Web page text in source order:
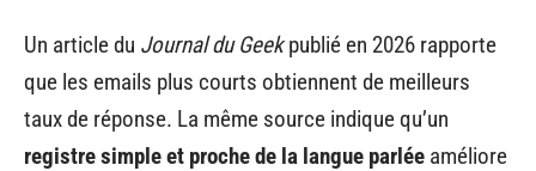
Un article du Journal du Geekpublié en 2026 rapporte
que les emails plus courts obtiennent de meilleurs
taux de réponse. La même source indique qu’un
registre simple et proche de la langue parlée améliore